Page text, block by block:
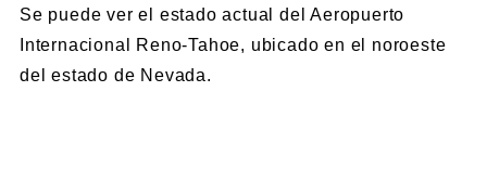
Se puede ver el estado actual del Aeropuerto
Internacional Reno-Tahoe, ubicado en el noroeste
del estado de Nevada.